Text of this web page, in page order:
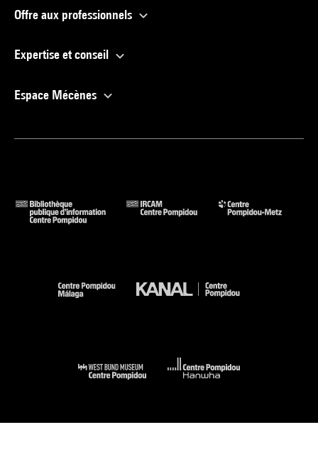
Offre aux professionnels
Expertise et conseil
Espace Mécènes